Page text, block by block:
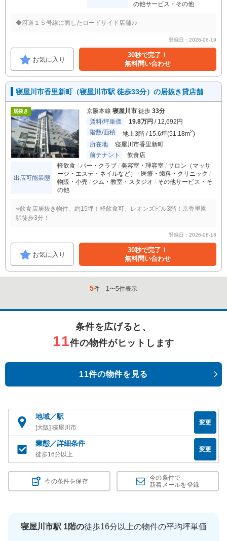
の他サービス・その他
◆府道１５号線に面したロードサイド店舗♪♪
登録日：2026-06-19
お気に入り
30秒で完了！
無料問い合わせ
寝屋川市香里新町（寝屋川市駅 徒歩33分）の居抜き貸店舗
居抜き 京阪本線 寝屋川市 徒歩 33分
賃料/坪単価
19.8万円 / 12,692円
階数/面積
地上3階 / 15.6坪(51.18m2)
所在地
寝屋川市香里新町
前テナント
飲食店
出店可能業態
軽飲食 バー・クラブ 美容室・理容室
サロン（マッサ
ージ・エステ・ネイルなど）
医療・歯科・クリニック
物販・小売
ジム・教室・スタジオ
その他サービス・そ
の他
⭐️飲食店居抜き物件、約15坪！軽飲食可、レオンズビル3階！京香里園
駅徒歩3分！
登録日：2026-06-18
お気に入り
30秒で完了！
無料問い合わせ
5件 1〜5件表示
条件を広げると、
11件の物件がヒットします
11件の物件を見る
地域／駅
[大阪] 寝屋川市
変更
業態／詳細条件
徒歩16分以上
変更
今の条件を保存
今の条件で
新着メールを登録
寝屋川市駅 1階の徒歩16分以上の物件の平均坪単価